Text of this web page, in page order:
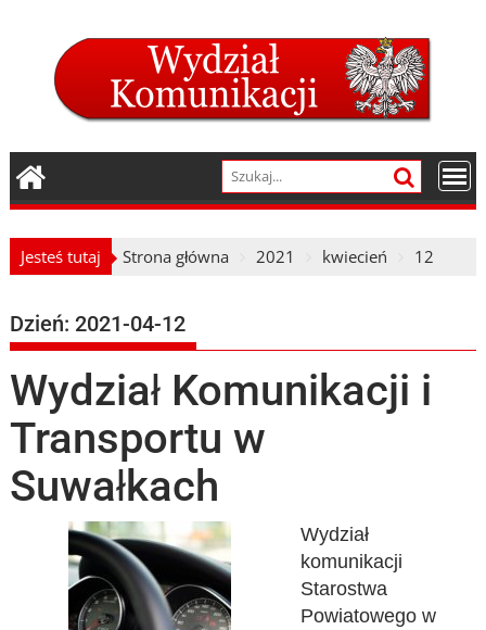
Jesteś tutaj Strona główna 2021 kwiecień 12
Dzień:2021-04-12
Wydział Komunikacji i
Transportu w
Suwałkach
Wydział
komunikacji
Starostwa
Powiatowego w